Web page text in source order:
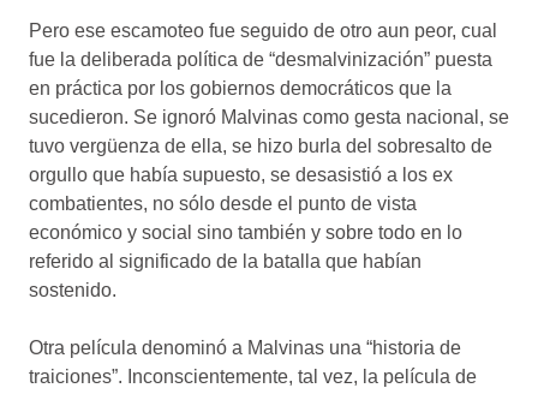
Pero ese escamoteo fue seguido de otro aun peor, cual
fue la deliberada política de “desmalvinización” puesta
en práctica por los gobiernos democráticos que la
sucedieron. Se ignoró Malvinas como gesta nacional, se
tuvo vergüenza de ella, se hizo burla del sobresalto de
orgullo que había supuesto, se desasistió a los ex
combatientes, no sólo desde el punto de vista
económico y social sino también y sobre todo en lo
referido al significado de la batalla que habían
sostenido.
Otra película denominó a Malvinas una “historia de
traiciones”. Inconscientemente, tal vez, la película de